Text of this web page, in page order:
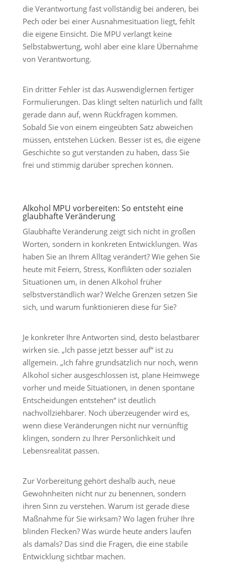
die Verantwortung fast vollständig bei anderen, bei
Pech oder bei einer Ausnahmesituation liegt, fehlt
die eigene Einsicht. Die MPU verlangt keine
Selbstabwertung, wohl aber eine klare Übernahme
von Verantwortung.
Ein dritter Fehler ist das Auswendiglernen fertiger
Formulierungen. Das klingt selten natürlich und fällt
gerade dann auf, wenn Rückfragen kommen.
Sobald Sie von einem eingeübten Satz abweichen
müssen, entstehen Lücken. Besser ist es, die eigene
Geschichte so gut verstanden zu haben, dass Sie
frei und stimmig darüber sprechen können.
Alkohol MPU vorbereiten: So entsteht eine
glaubhafte Veränderung
Glaubhafte Veränderung zeigt sich nicht in großen
Worten, sondern in konkreten Entwicklungen. Was
haben Sie an Ihrem Alltag verändert? Wie gehen Sie
heute mit Feiern, Stress, Konflikten oder sozialen
Situationen um, in denen Alkohol früher
selbstverständlich war? Welche Grenzen setzen Sie
sich, und warum funktionieren diese für Sie?
Je konkreter Ihre Antworten sind, desto belastbarer
wirken sie. „Ich passe jetzt besser auf“ ist zu
allgemein. „Ich fahre grundsätzlich nur noch, wenn
Alkohol sicher ausgeschlossen ist, plane Heimwege
vorher und meide Situationen, in denen spontane
Entscheidungen entstehen“ ist deutlich
nachvollziehbarer. Noch überzeugender wird es,
wenn diese Veränderungen nicht nur vernünftig
klingen, sondern zu Ihrer Persönlichkeit und
Lebensrealität passen.
Zur Vorbereitung gehört deshalb auch, neue
Gewohnheiten nicht nur zu benennen, sondern
ihren Sinn zu verstehen. Warum ist gerade diese
Maßnahme für Sie wirksam? Wo lagen früher Ihre
blinden Flecken? Was würde heute anders laufen
als damals? Das sind die Fragen, die eine stabile
Entwicklung sichtbar machen.